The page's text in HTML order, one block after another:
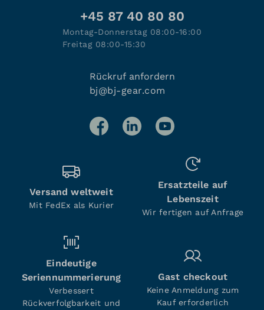
+45 87 40 80 80
Montag-Donnerstag 08:00-16:00
Freitag 08:00-15:30
Rückruf anfordern
bj@bj-gear.com
Versand weltweit
Mit FedEx als Kurier
Ersatzteile auf
Lebenszeit
Wir fertigen auf Anfrage
Eindeutige
Seriennummerierung
Verbessert
Rückverfolgbarkeit und
Gast checkout
Keine Anmeldung zum
Kauf erforderlich